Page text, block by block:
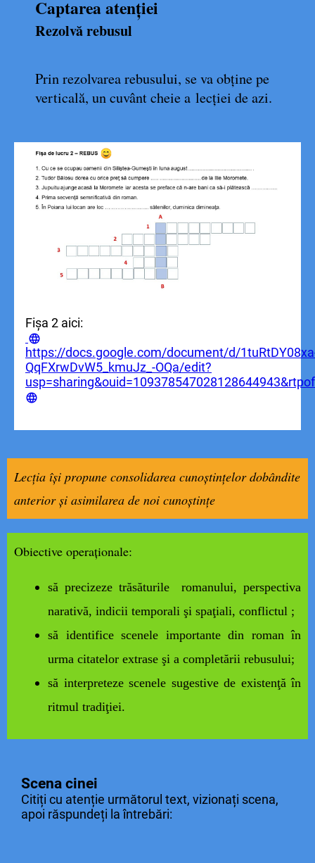
Captarea atenției
Rezolvă rebusul
Prin rezolvarea rebusului, se va obține pe
verticală, un cuvânt cheie a lecției de azi.
Fișa 2 aici:
https://docs.google.com/document/d/
QqFXrwDvW5_kmuJz_-OQa/edit?
Lecția își propune consolidarea cunoștințelor dobândite
anterior și asimilarea de noi cunoștințe
Obiective operaționale:
să precizeze trăsăturile romanului, perspectiva
narativă, indicii temporali şi spaţiali, conflictul ;
să identifice scenele importante din roman în
urma citatelor extrase şi a completării rebusului;
să interpreteze scenele sugestive de existenţă în
ritmul tradiţiei.
Scena cinei
Citiți cu atenție următorul text, vizionați scena,
apoi răspundeți la întrebări: